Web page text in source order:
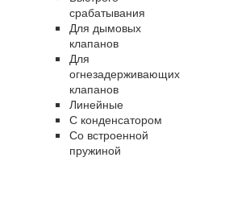
срабатывания
Для дымовых
клапанов
Для
огнезадерживающих
клапанов
Линейные
С конденсатором
Со встроенной
пружиной